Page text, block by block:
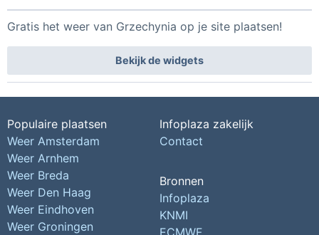
Gratis het weer van Grzechynia op je site plaatsen!
Bekijk de widgets
Populaire plaatsen
Weer Amsterdam
Weer Arnhem
Weer Breda
Weer Den Haag
Weer Eindhoven
Weer Groningen
Infoplaza zakelijk
Contact
Bronnen
Infoplaza
KNMI